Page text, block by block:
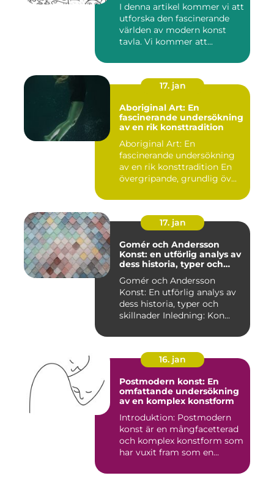
I denna artikel kommer vi att
utforska den fascinerande
världen av modern konst
tavla. Vi kommer att...
17. jan
Aboriginal Art: En
fascinerande undersökning
av en rik konsttradition
Aboriginal Art: En
fascinerande undersökning
av en rik konsttradition En
övergripande, grundlig öv...
17. jan
Gomér och Andersson
Konst: en utförlig analys av
dess historia, typer och
Gomér och Andersson
Konst: En utförlig analys av
dess historia, typer och
skillnader Inledning: Kon...
16. jan
Postmodern konst: En
omfattande undersökning
av en komplex konstform
Introduktion: Postmodern
konst är en mångfacetterad
och komplex konstform som
har vuxit fram som en...